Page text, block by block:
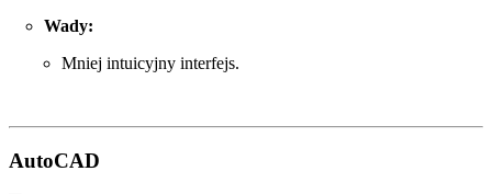
Wady:
Mniej intuicyjny interfejs.
AutoCAD